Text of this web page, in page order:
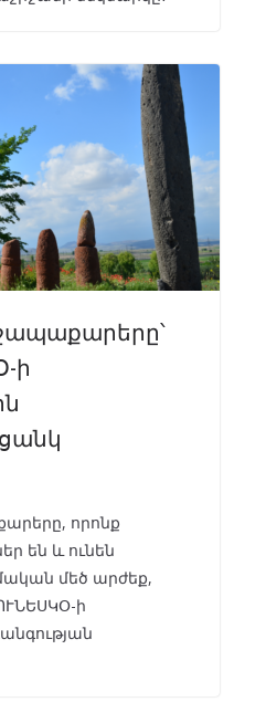
ի
որոնք
են և ունեն
մեծ արժեք,
ի